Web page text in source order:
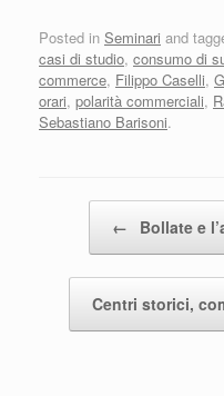
Posted in Seminari and
casi di studio, consumo di
commerce, Filippo Caselli,
orari, polarità commerciali,
Sebastiano Barisoni.
← Bollate e
Centri storici,